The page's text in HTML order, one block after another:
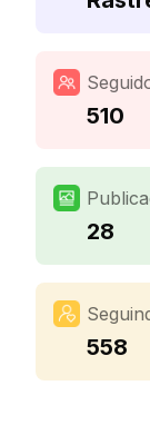
510
28
558